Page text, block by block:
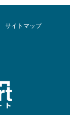
サイトマップ